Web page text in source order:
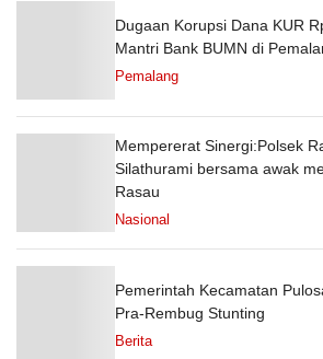
Dugaan Korupsi Dana KUR
Mantri Bank BUMN di
Pemalang
Mempererat Sinergi:Polsek
Silathurami bersama awak
Rasau
Nasional
Pemerintah Kecamatan
Pra-Rembug Stunting
Berita